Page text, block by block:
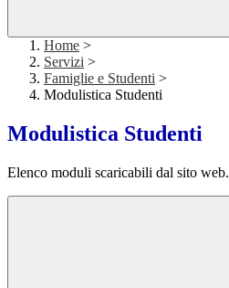
Home >
Servizi >
Famiglie e Studenti >
Modulistica Studenti
Modulistica Studenti
Elenco moduli scaricabili dal sito web.